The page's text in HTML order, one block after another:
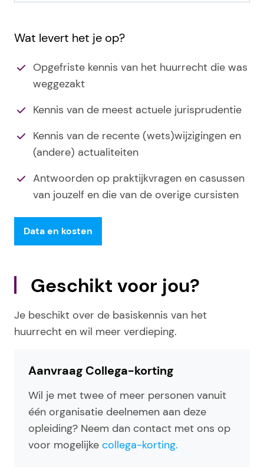
Wat levert het je op?
Opgefriste kennis van het huurrecht die was
weggezakt
Kennis van de meest actuele jurisprudentie
Kennis van de recente (wets)wijzigingen en
(andere) actualiteiten
Antwoorden op praktijkvragen en casussen
van jouzelf en die van de overige cursisten
Data en kosten
Geschikt voor jou?
Je beschikt over de basiskennis van het
huurrecht en wil meer verdieping.
Aanvraag Collega-korting
Wil je met twee of meer personen vanuit
één organisatie deelnemen aan deze
opleiding? Neem dan contact met ons op
voor mogelijke collega-korting.